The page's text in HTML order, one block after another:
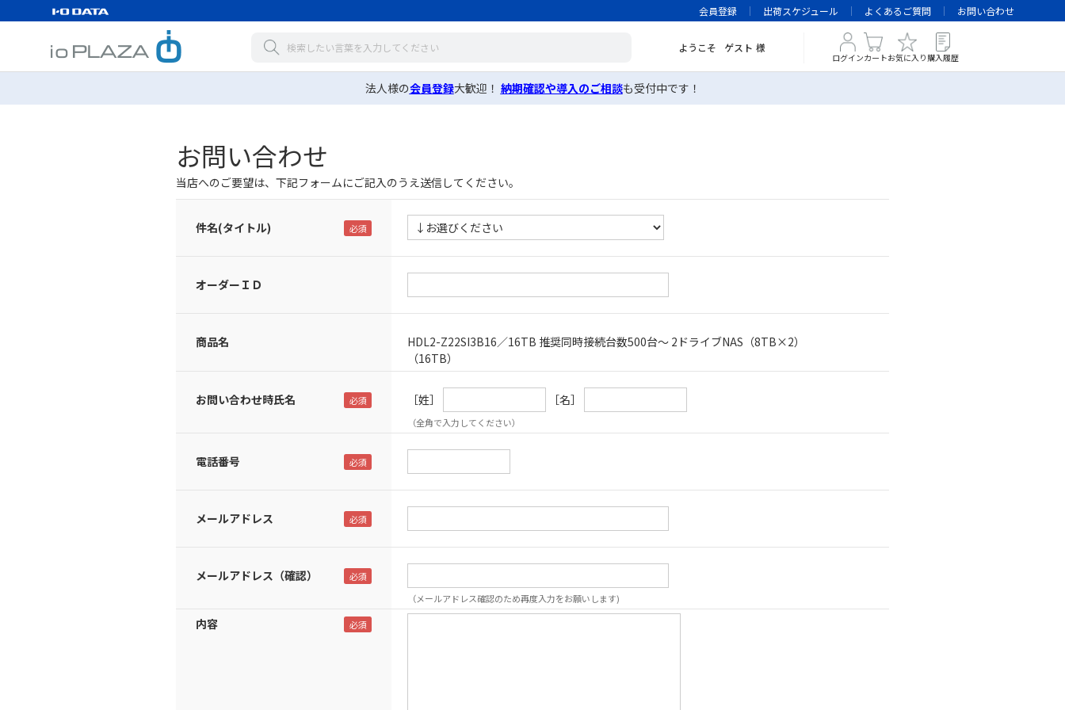
会員登録 出荷スケジュール よくあるご質問 お問い合わせ
ようこそ ゲスト 様
ログインカートお気に入り 購入履歴
法人様の会員登録大歓迎！ 納期確認や導入のご相談も受付中です！
お問い合わせ
当店へのご要望は、下記フォームにご記入のうえ送信してください。
件名(タイトル)
オーダーＩＤ
商品名
HDL2-Z22SI3B16／16TB 推奨同時接続台数500台～ 2ドライブNAS（8TB×2）
（16TB）
お問い合わせ時氏名 ［姓］ ［名］
（全角で入力してください）
電話番号
メールアドレス
メールアドレス（確認）
（メールアドレス確認のため再度入力をお願いします)
内容